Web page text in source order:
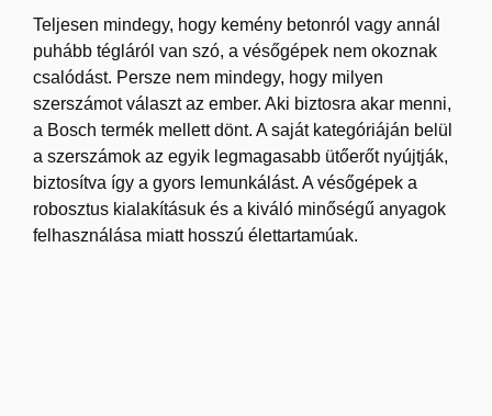
Teljesen mindegy, hogy kemény betonról vagy annál
puhább tégláról van szó, a vésőgépek nem okoznak
csalódást. Persze nem mindegy, hogy milyen
szerszámot választ az ember. Aki biztosra akar menni,
a Bosch termék mellett dönt. A saját kategóriáján belül
a szerszámok az egyik legmagasabb ütőerőt nyújtják,
biztosítva így a gyors lemunkálást. A vésőgépek a
robosztus kialakításuk és a kiváló minőségű anyagok
felhasználása miatt hosszú élettartamúak.